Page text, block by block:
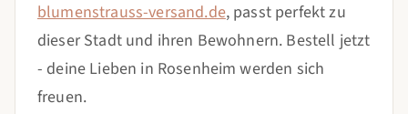
blumenstrauss-versand.de, passt perfekt zu
dieser Stadt und ihren Bewohnern. Bestell jetzt
- deine Lieben in Rosenheim werden sich
freuen.